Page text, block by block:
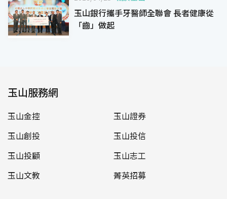
玉山銀行攜手牙醫師全聯會 長者健康從
「齒」做起
玉山服務網
玉山金控
玉山證券
玉山創投
玉山投信
玉山投顧
玉山志工
玉山文教
菁英招募